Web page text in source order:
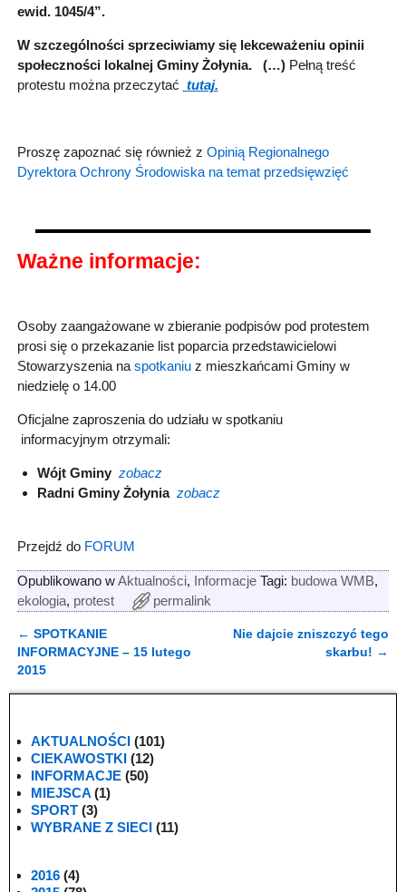
ewid. 1045/4”.
W szczególności sprzeciwiamy się lekceważeniu opinii
społeczności lokalnej Gminy Żołynia. (…) Pełną treść
protestu można przeczytać tutaj.
Proszę zapoznać się również z Opinią Regionalnego
Dyrektora Ochrony Środowiska na temat przedsięwzięć
Ważne informacje:
Osoby zaangażowane w zbieranie podpisów pod protestem
prosi się o przekazanie list poparcia przedstawicielowi
Stowarzyszenia na spotkaniuz mieszkańcami Gminy w
niedzielę o 14.00
Oficjalne zaproszenia do udziału w spotkaniu
informacyjnym otrzymali:
Wójt Gminy zobacz
Radni Gminy Żołynia zobacz
Przejdź do FORUM
Opublikowano w Aktualności, Informacje Tagi: budowa WMB,
ekologia, protest permalink
Nawigacja
← SPOTKANIE
INFORMACYJNE – 15 lutego
2015
Nie dajcie zniszczyć tego
skarbu! →
AKTUALNOŚCI (101)
CIEKAWOSTKI (12)
INFORMACJE (50)
MIEJSCA (1)
SPORT (3)
WYBRANE Z SIECI (11)
2016 (4)